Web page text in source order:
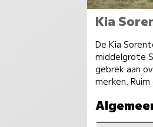
Kia
De Kia
middelgrote
gebrek aan
merken.